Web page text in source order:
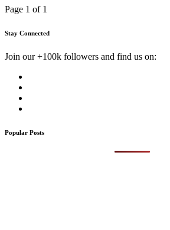
Page 1 of 1
Stay Connected
Join our +100k followers and find us on:
Popular Posts